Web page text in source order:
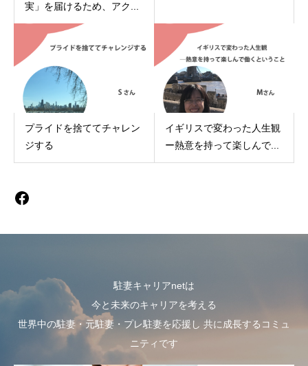
実」を届けるため、アク...
プライドを捨ててチャレン
ジする
イギリスで変わった人生観
ー熱意を持って楽しんで...
駐妻キャリアnetは
今と未来のキャリアを考える
世界中の駐妻・元駐妻・プレ駐妻を応援し 共に成長するコミュ
ニティです